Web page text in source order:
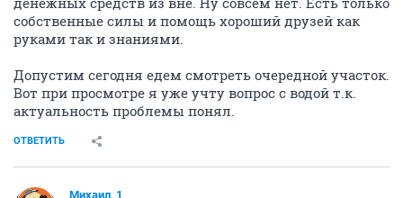
собственные силы и помощь хороший друзей как
руками так и знаниями.
Допустим сегодня едем смотреть очередной участок.
Вот при просмотре я уже учту вопрос с водой т.к.
актуальность проблемы понял.
ОТВЕТИТЬ
Михаил_1